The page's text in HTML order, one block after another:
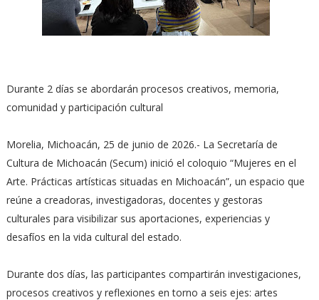
Durante 2 días se abordarán procesos creativos, memoria,
comunidad y participación cultural
Morelia, Michoacán, 25 de junio de 2026.- La Secretaría de
Cultura de Michoacán (Secum) inició el coloquio “Mujeres en el
Arte. Prácticas artísticas situadas en Michoacán”, un espacio que
reúne a creadoras, investigadoras, docentes y gestoras
culturales para visibilizar sus aportaciones, experiencias y
desafíos en la vida cultural del estado.
Durante dos días, las participantes compartirán investigaciones,
procesos creativos y reflexiones en torno a seis ejes: artes